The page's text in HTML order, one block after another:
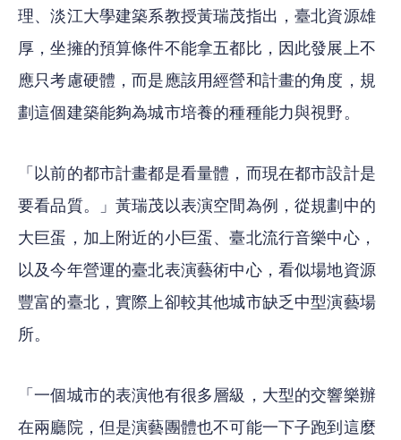
理、淡江大學建築系教授黃瑞茂指出，臺北資源雄
厚，坐擁的預算條件不能拿五都比，因此發展上不
應只考慮硬體，而是應該用經營和計畫的角度，規
劃這個建築能夠為城市培養的種種能力與視野。
「以前的都市計畫都是看量體，而現在都市設計是
要看品質。」黃瑞茂以表演空間為例，從規劃中的
大巨蛋，加上附近的小巨蛋、臺北流行音樂中心，
以及今年營運的臺北表演藝術中心，看似場地資源
豐富的臺北，實際上卻較其他城市缺乏中型演藝場
所。
「一個城市的表演他有很多層級，大型的交響樂辦
在兩廳院，但是演藝團體也不可能一下子跑到這麼